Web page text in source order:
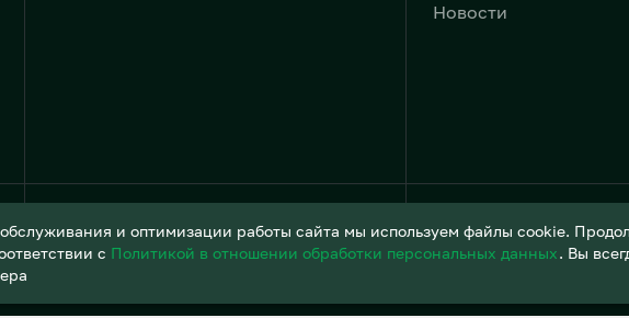
Новости
и оптимизации работы сайта мы используем файлы cookie.
с Политикой в отношении обработки персональных данных. Вы